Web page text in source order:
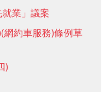
業」議案
網約車服務)條例草
)